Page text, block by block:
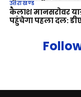
उत्तराखण्ड
कैलाश मानसरोवर
पहुंचेगा पहला दल: